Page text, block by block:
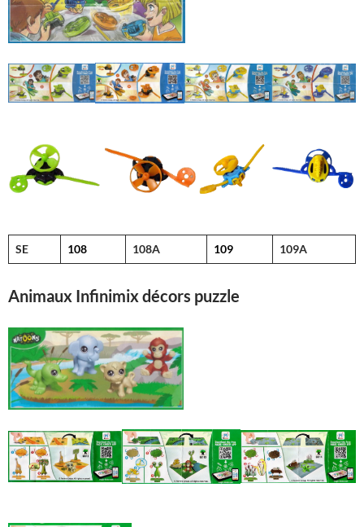
SE 108 108A 109 109A
Animaux Infinimix décors puzzle